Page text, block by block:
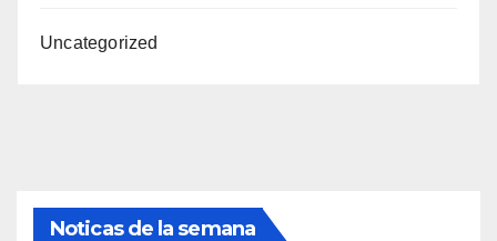
Uncategorized
Noticas de la semana